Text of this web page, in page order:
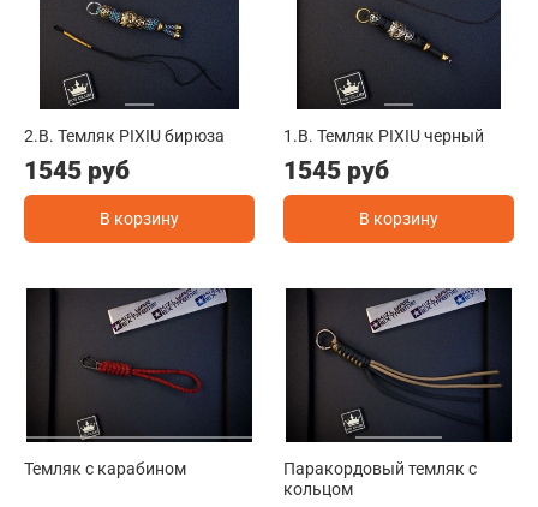
2.B. Темляк PIXIU бирюза
1545 руб
В корзину
1.B. Темляк PIXIU черный
1545 руб
В корзину
Темляк с карабином
Паракордовый темляк с
кольцом